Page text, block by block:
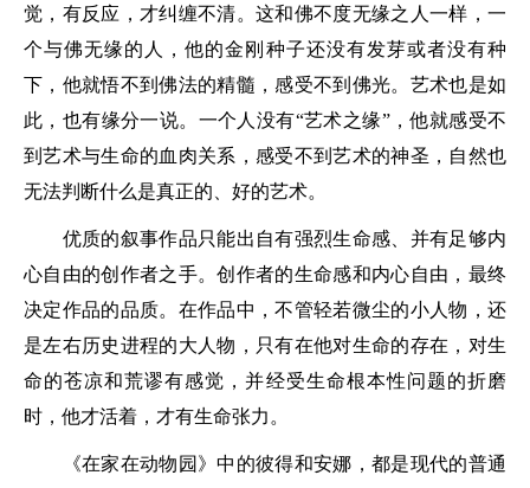
觉，有反应，才纠缠不清。这和佛不度无缘之人一样，一
个与佛无缘的人，他的金刚种子还没有发芽或者没有种
下，他就悟不到佛法的精髓，感受不到佛光。艺术也是如
此，也有缘分一说。一个人没有“艺术之缘”，他就感受不
到艺术与生命的血肉关系，感受不到艺术的神圣，自然也
无法判断什么是真正的、好的艺术。
优质的叙事作品只能出自有强烈生命感、并有足够内
心自由的创作者之手。创作者的生命感和内心自由，最终
决定作品的品质。在作品中，不管轻若微尘的小人物，还
是左右历史进程的大人物，只有在他对生命的存在，对生
命的苍凉和荒谬有感觉，并经受生命根本性问题的折磨
时，他才活着，才有生命张力。
《在家在动物园》中的彼得和安娜，都是现代的普通